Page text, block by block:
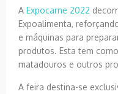
A Expocarne 2022
Expoalimenta,
e máquinas para
produtos. Esta tem
matadouros e outros
A feira destina-se